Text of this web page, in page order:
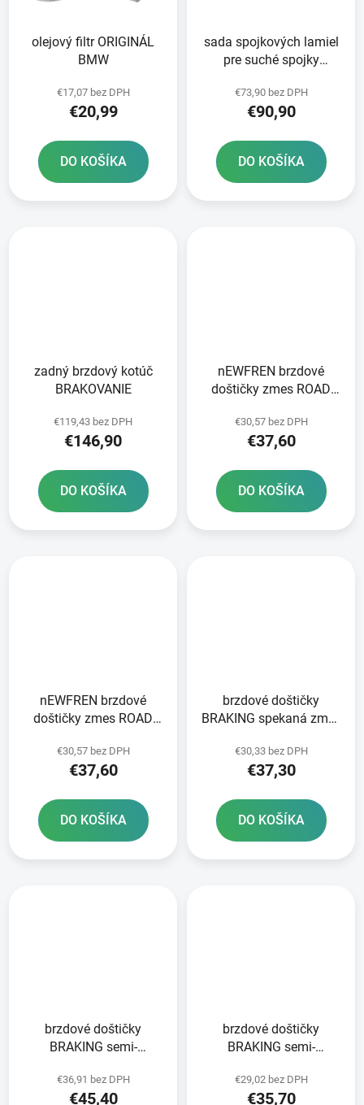
olejový filtr ORIGINÁL
BMW
€17,07 bez DPH
€20,99
DO KOŠÍKA
sada spojkových lamiel
pre suché spojky
€73,90 bez DPH
€90,90
DO KOŠÍKA
zadný brzdový kotúč
BRAKOVANIE
€119,43 bez DPH
€146,90
DO KOŠÍKA
nEWFREN brzdové
doštičky zmes ROAD
ks v balení
€30,57 bez DPH
€37,60
DO KOŠÍKA
nEWFREN brzdové
doštičky zmes ROAD
ks v balení
€30,57 bez DPH
€37,60
DO KOŠÍKA
brzdové doštičky
BRAKING spekaná zmes
€30,33 bez DPH
€37,30
DO KOŠÍKA
brzdové doštičky
BRAKING semi-
ks v balení
€36,91 bez DPH
€45,40
brzdové doštičky
BRAKING semi-
ks v balení
€29,02 bez DPH
€35,70